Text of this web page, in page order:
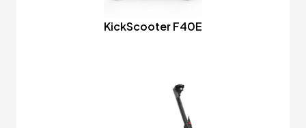
KickScooter F40E